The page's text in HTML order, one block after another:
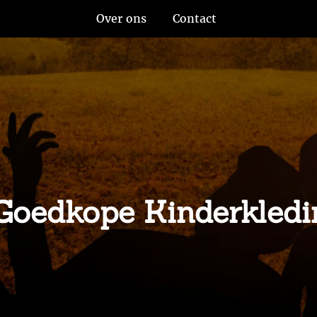
Over ons Contact